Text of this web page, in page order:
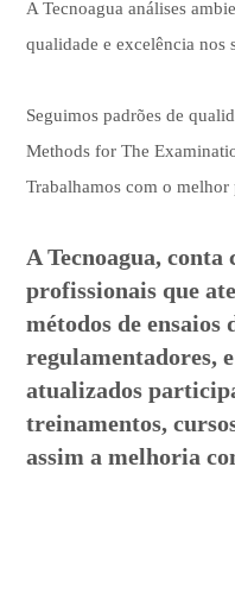
A Tecnoagua análises
qualidade e excelência nos
Seguimos padrões de
Methods for The
Trabalhamos com o melhor
A Tecnoagua,
profissionais que
métodos de ensaios
regulamentadores,
atualizados
treinamentos,
assim a melhoria